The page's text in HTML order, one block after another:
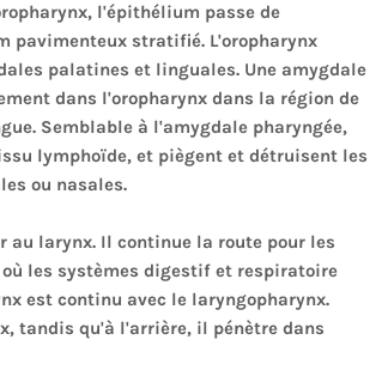
l'épithélium passe de
stratifié. L'oropharynx
palatines et linguales. Une amygdale
dans l'oropharynx dans la région de
Semblable à l'amygdale pharyngée,
lymphoïde, et piègent et détruisent les
ou nasales.
larynx. Il continue la route pour les
les systèmes digestif et respiratoire
est continu avec le laryngopharynx.
tandis qu'à l'arrière, il pénètre dans